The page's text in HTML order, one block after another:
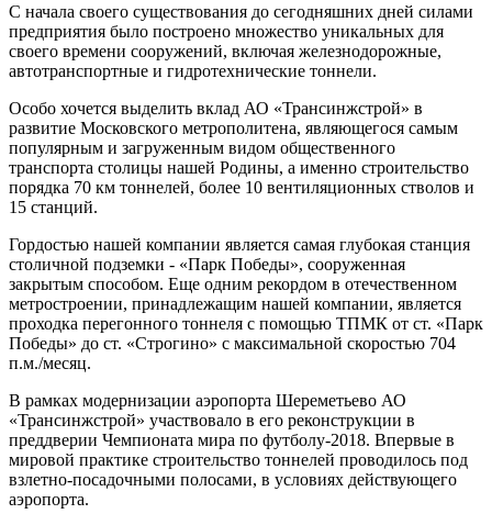
С начала своего существования до сегодняшних дней силами
предприятия было построено множество уникальных для
своего времени сооружений, включая железнодорожные,
автотранспортные и гидротехнические тоннели.
Особо хочется выделить вклад АО «Трансинжстрой» в
развитие Московского метрополитена, являющегося самым
популярным и загруженным видом общественного
транспорта столицы нашей Родины, а именно строительство
порядка 70 км тоннелей, более 10 вентиляционных стволов и
15 станций.
Гордостью нашей компании является самая глубокая станция
столичной подземки - «Парк Победы», сооруженная
закрытым способом. Еще одним рекордом в отечественном
метростроении, принадлежащим нашей компании, является
проходка перегонного тоннеля с помощью ТПМК от ст. «Парк
Победы» до ст. «Строгино» с максимальной скоростью 704
п.м./месяц.
В рамках модернизации аэропорта Шереметьево АО
«Трансинжстрой» участвовало в его реконструкции в
преддверии Чемпионата мира по футболу-2018. Впервые в
мировой практике строительство тоннелей проводилось под
взлетно-посадочными полосами, в условиях действующего
аэропорта.